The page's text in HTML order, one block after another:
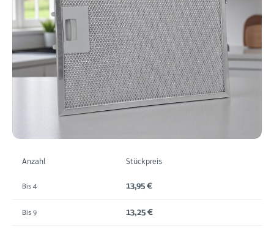
Anzahl Stückpreis
Bis4 13,95 €
Bis9 13,25 €